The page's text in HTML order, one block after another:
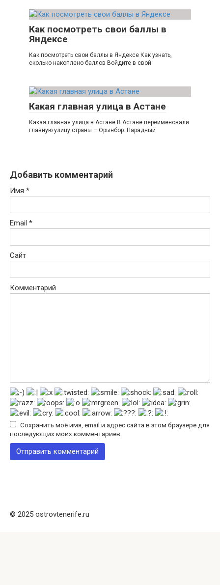
Как посмотреть свои баллы в
Яндексе
Как посмотреть свои баллы в Яндексе Как узнать,
сколько накоплено баллов Войдите в свой
Какая главная улица в Астане
Какая главная улица в Астане В Астане переименовали
главную улицу страны – Орынбор. Парадный
Добавить комментарий
Имя *
Email *
Сайт
Комментарий
Сохранить моё имя, email и адрес сайта в этом браузере для
последующих моих комментариев.
© 2025 ostrovtenerife.ru